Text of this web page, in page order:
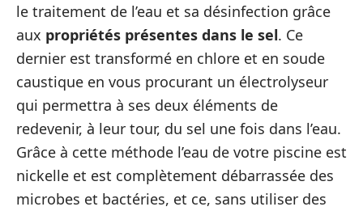
le traitement de l’eau et sa désinfection grâce
aux propriétés présentes dans le sel. Ce
dernier est transformé en chlore et en soude
caustique en vous procurant un électrolyseur
qui permettra à ses deux éléments de
redevenir, à leur tour, du sel une fois dans l’eau.
Grâce à cette méthode l’eau de votre piscine est
nickelle et est complètement débarrassée des
microbes et bactéries, et ce, sans utiliser des